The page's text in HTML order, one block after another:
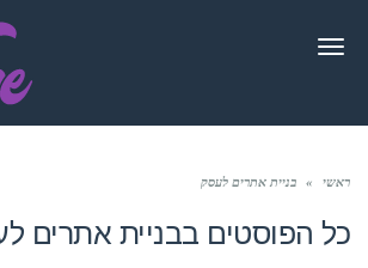
תפריט
ראשי » בניית אתרים לעסק
כל הפוסטים בבניית אתרים